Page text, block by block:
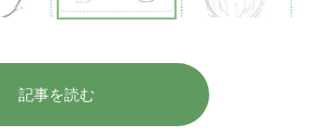
記事を読む